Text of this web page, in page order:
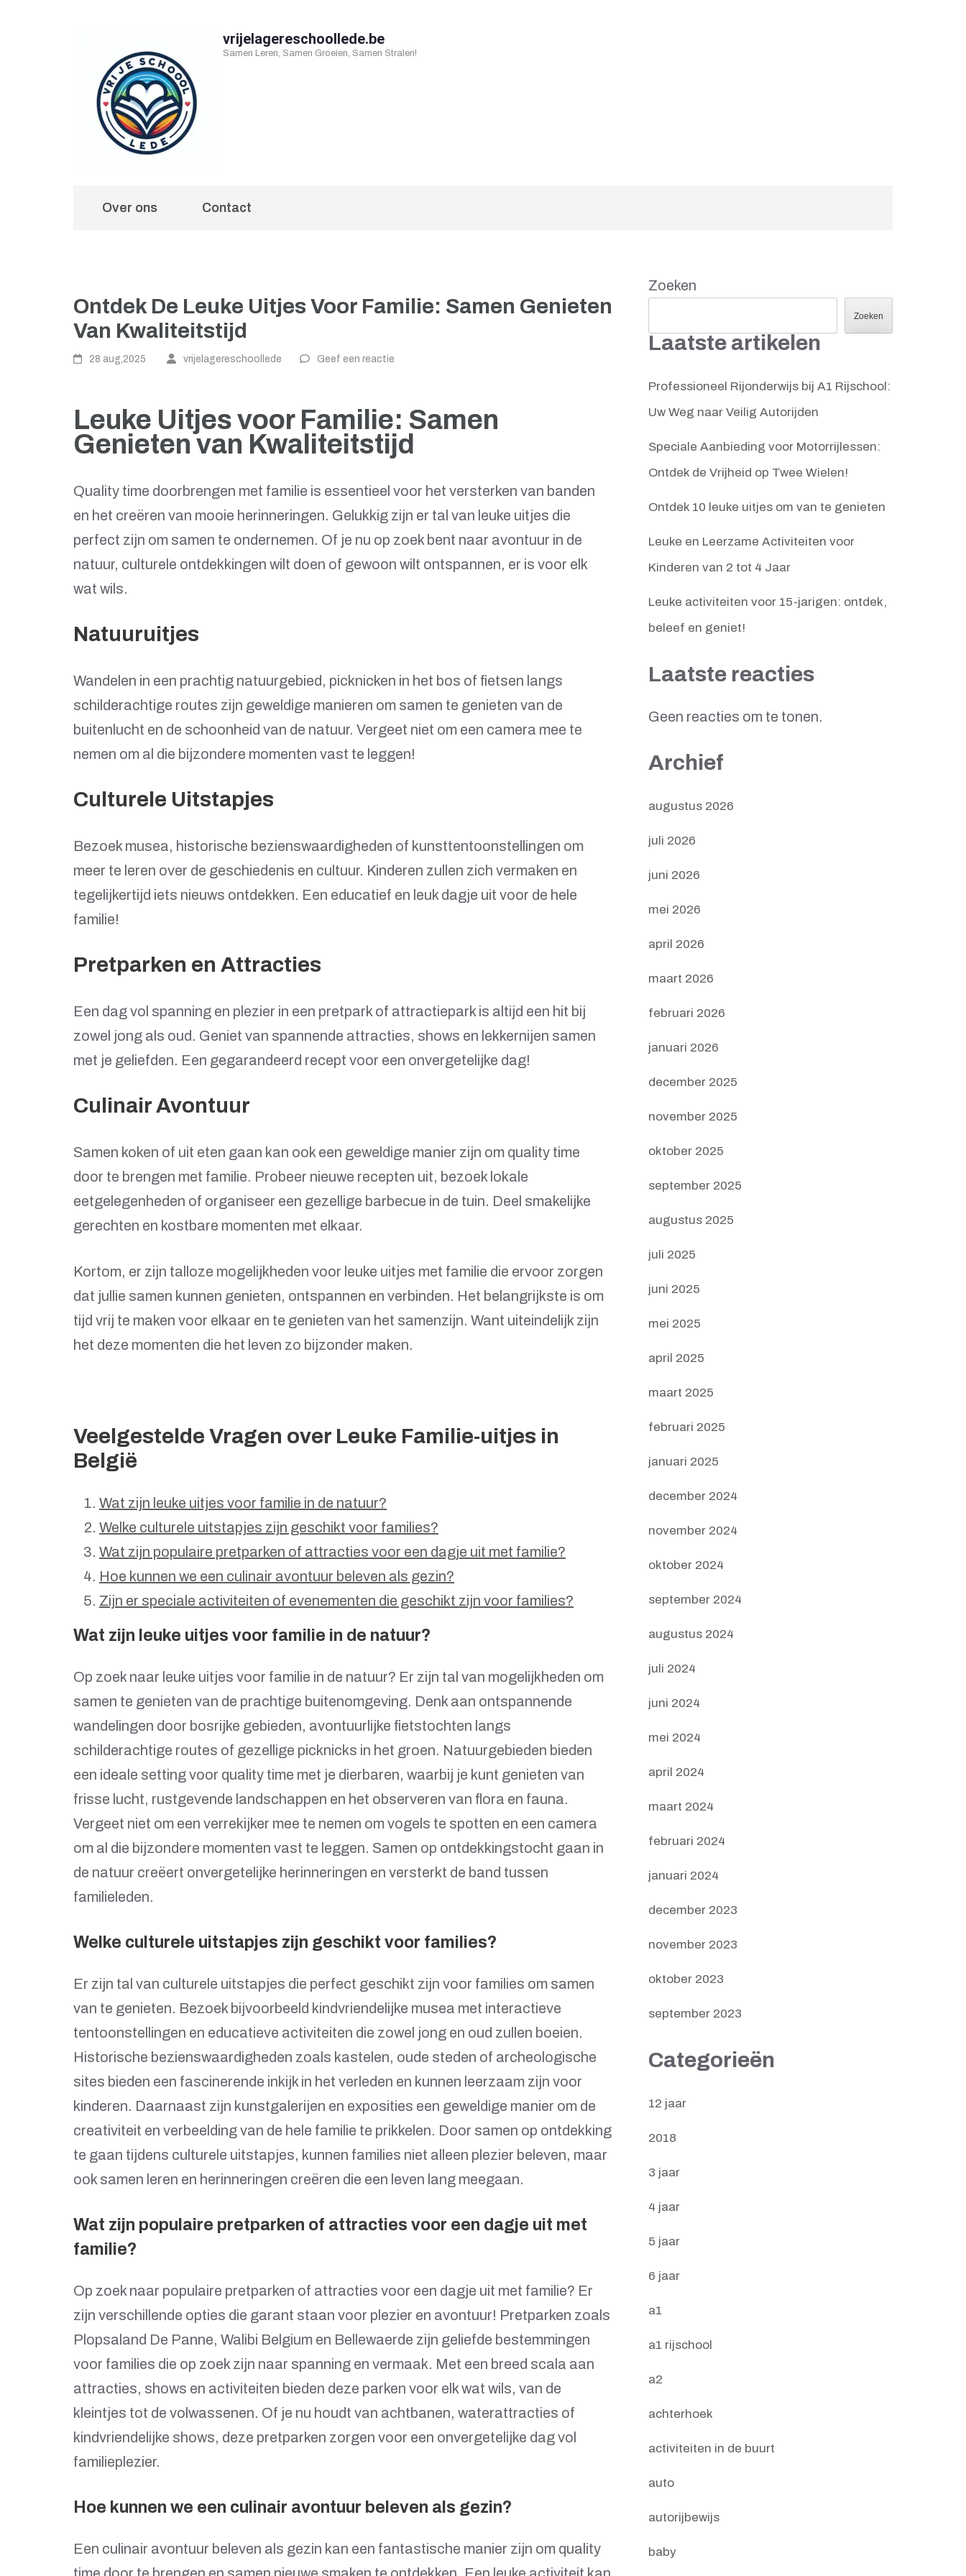
vrijelagereschoollede.be
Samen Leren, Samen Groeien, Samen Stralen!
Over ons Contact
Ontdek De Leuke Uitjes Voor Familie: Samen Genieten
Van Kwaliteitstijd
28 aug,2025 vrijelagereschoollede Geef een reactie
Leuke Uitjes voor Familie: Samen
Genieten van Kwaliteitstijd
Quality time doorbrengen met familie is essentieel voor het versterken van banden
en het creëren van mooie herinneringen. Gelukkig zijn er tal van leuke uitjes die
perfect zijn om samen te ondernemen. Of je nu op zoek bent naar avontuur in de
natuur, culturele ontdekkingen wilt doen of gewoon wilt ontspannen, er is voor elk
wat wils.
Natuuruitjes
Wandelen in een prachtig natuurgebied, picknicken in het bos of fietsen langs
schilderachtige routes zijn geweldige manieren om samen te genieten van de
buitenlucht en de schoonheid van de natuur. Vergeet niet om een camera mee te
nemen om al die bijzondere momenten vast te leggen!
Culturele Uitstapjes
Bezoek musea, historische bezienswaardigheden of kunsttentoonstellingen om
meer te leren over de geschiedenis en cultuur. Kinderen zullen zich vermaken en
tegelijkertijd iets nieuws ontdekken. Een educatief en leuk dagje uit voor de hele
familie!
Pretparken en Attracties
Een dag vol spanning en plezier in een pretpark of attractiepark is altijd een hit bij
zowel jong als oud. Geniet van spannende attracties, shows en lekkernijen samen
met je geliefden. Een gegarandeerd recept voor een onvergetelijke dag!
Culinair Avontuur
Samen koken of uit eten gaan kan ook een geweldige manier zijn om quality time
door te brengen met familie. Probeer nieuwe recepten uit, bezoek lokale
eetgelegenheden of organiseer een gezellige barbecue in de tuin. Deel smakelijke
gerechten en kostbare momenten met elkaar.
Kortom, er zijn talloze mogelijkheden voor leuke uitjes met familie die ervoor zorgen
dat jullie samen kunnen genieten, ontspannen en verbinden. Het belangrijkste is om
tijd vrij te maken voor elkaar en te genieten van het samenzijn. Want uiteindelijk zijn
het deze momenten die het leven zo bijzonder maken.
Veelgestelde Vragen over Leuke Familie-uitjes in
België
Wat zijn leuke uitjes voor familie in de natuur?
Welke culturele uitstapjes zijn geschikt voor families?
Wat zijn populaire pretparken of attracties voor een dagje uit met familie?
Hoe kunnen we een culinair avontuur beleven als gezin?
Zijn er speciale activiteiten of evenementen die geschikt zijn voor families?
Wat zijn leuke uitjes voor familie in de natuur?
Op zoek naar leuke uitjes voor familie in de natuur? Er zijn tal van mogelijkheden om
samen te genieten van de prachtige buitenomgeving. Denk aan ontspannende
wandelingen door bosrijke gebieden, avontuurlijke fietstochten langs
schilderachtige routes of gezellige picknicks in het groen. Natuurgebieden bieden
een ideale setting voor quality time met je dierbaren, waarbij je kunt genieten van
frisse lucht, rustgevende landschappen en het observeren van flora en fauna.
Vergeet niet om een verrekijker mee te nemen om vogels te spotten en een camera
om al die bijzondere momenten vast te leggen. Samen op ontdekkingstocht gaan in
de natuur creëert onvergetelijke herinneringen en versterkt de band tussen
familieleden.
Welke culturele uitstapjes zijn geschikt voor families?
Er zijn tal van culturele uitstapjes die perfect geschikt zijn voor families om samen
van te genieten. Bezoek bijvoorbeeld kindvriendelijke musea met interactieve
tentoonstellingen en educatieve activiteiten die zowel jong en oud zullen boeien.
Historische bezienswaardigheden zoals kastelen, oude steden of archeologische
sites bieden een fascinerende inkijk in het verleden en kunnen leerzaam zijn voor
kinderen. Daarnaast zijn kunstgalerijen en exposities een geweldige manier om de
creativiteit en verbeelding van de hele familie te prikkelen. Door samen op ontdekking
te gaan tijdens culturele uitstapjes, kunnen families niet alleen plezier beleven, maar
ook samen leren en herinneringen creëren die een leven lang meegaan.
Wat zijn populaire pretparken of attracties voor een dagje uit met
familie?
Op zoek naar populaire pretparken of attracties voor een dagje uit met familie? Er
zijn verschillende opties die garant staan voor plezier en avontuur! Pretparken zoals
Plopsaland De Panne, Walibi Belgium en Bellewaerde zijn geliefde bestemmingen
voor families die op zoek zijn naar spanning en vermaak. Met een breed scala aan
attracties, shows en activiteiten bieden deze parken voor elk wat wils, van de
kleintjes tot de volwassenen. Of je nu houdt van achtbanen, waterattracties of
kindvriendelijke shows, deze pretparken zorgen voor een onvergetelijke dag vol
familieplezier.
Hoe kunnen we een culinair avontuur beleven als gezin?
Een culinair avontuur beleven als gezin kan een fantastische manier zijn om quality
Zoeken
Zoeken
Laatste artikelen
Professioneel Rijonderwijs bij A1 Rijschool:
Uw Weg naar Veilig Autorijden
Speciale Aanbieding voor Motorrijlessen:
Ontdek de Vrijheid op Twee Wielen!
Ontdek 10 leuke uitjes om van te genieten
Leuke en Leerzame Activiteiten voor
Kinderen van 2 tot 4 Jaar
Leuke activiteiten voor 15-jarigen: ontdek,
beleef en geniet!
Laatste reacties
Geen reacties om te tonen.
Archief
augustus 2026
juli 2026
juni 2026
mei 2026
april 2026
maart 2026
februari 2026
januari 2026
december 2025
november 2025
oktober 2025
september 2025
augustus 2025
juli 2025
juni 2025
mei 2025
april 2025
maart 2025
februari 2025
januari 2025
december 2024
november 2024
oktober 2024
september 2024
augustus 2024
juli 2024
juni 2024
mei 2024
april 2024
maart 2024
februari 2024
januari 2024
december 2023
november 2023
oktober 2023
september 2023
Categorieën
12 jaar
2018
3 jaar
4 jaar
5 jaar
6 jaar
a1
a1 rijschool
a2
achterhoek
activiteiten in de buurt
auto
autorijbewijs
baby